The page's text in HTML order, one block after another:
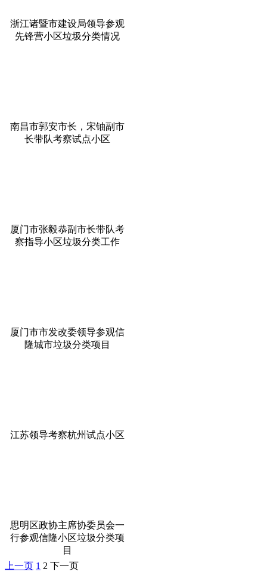
浙江诸暨市建设局领导参观
先锋营小区垃圾分类情况
南昌市郭安市长，宋铀副市
长带队考察试点小区
厦门市张毅恭副市长带队考
察指导小区垃圾分类工作
厦门市市发改委领导参观信
隆城市垃圾分类项目
江苏领导考察杭州试点小区
思明区政协主席协委员会一
行参观信隆小区垃圾分类项
目
上一页 1 2 下一页